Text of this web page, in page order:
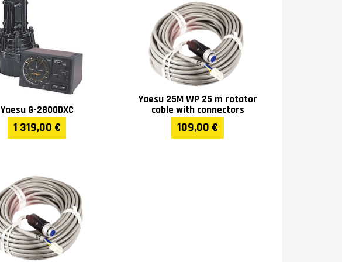
Yaesu G-2800DXC
1 319,00 €
Yaesu 25M WP 25 m rotator
cable with connectors
109,00 €